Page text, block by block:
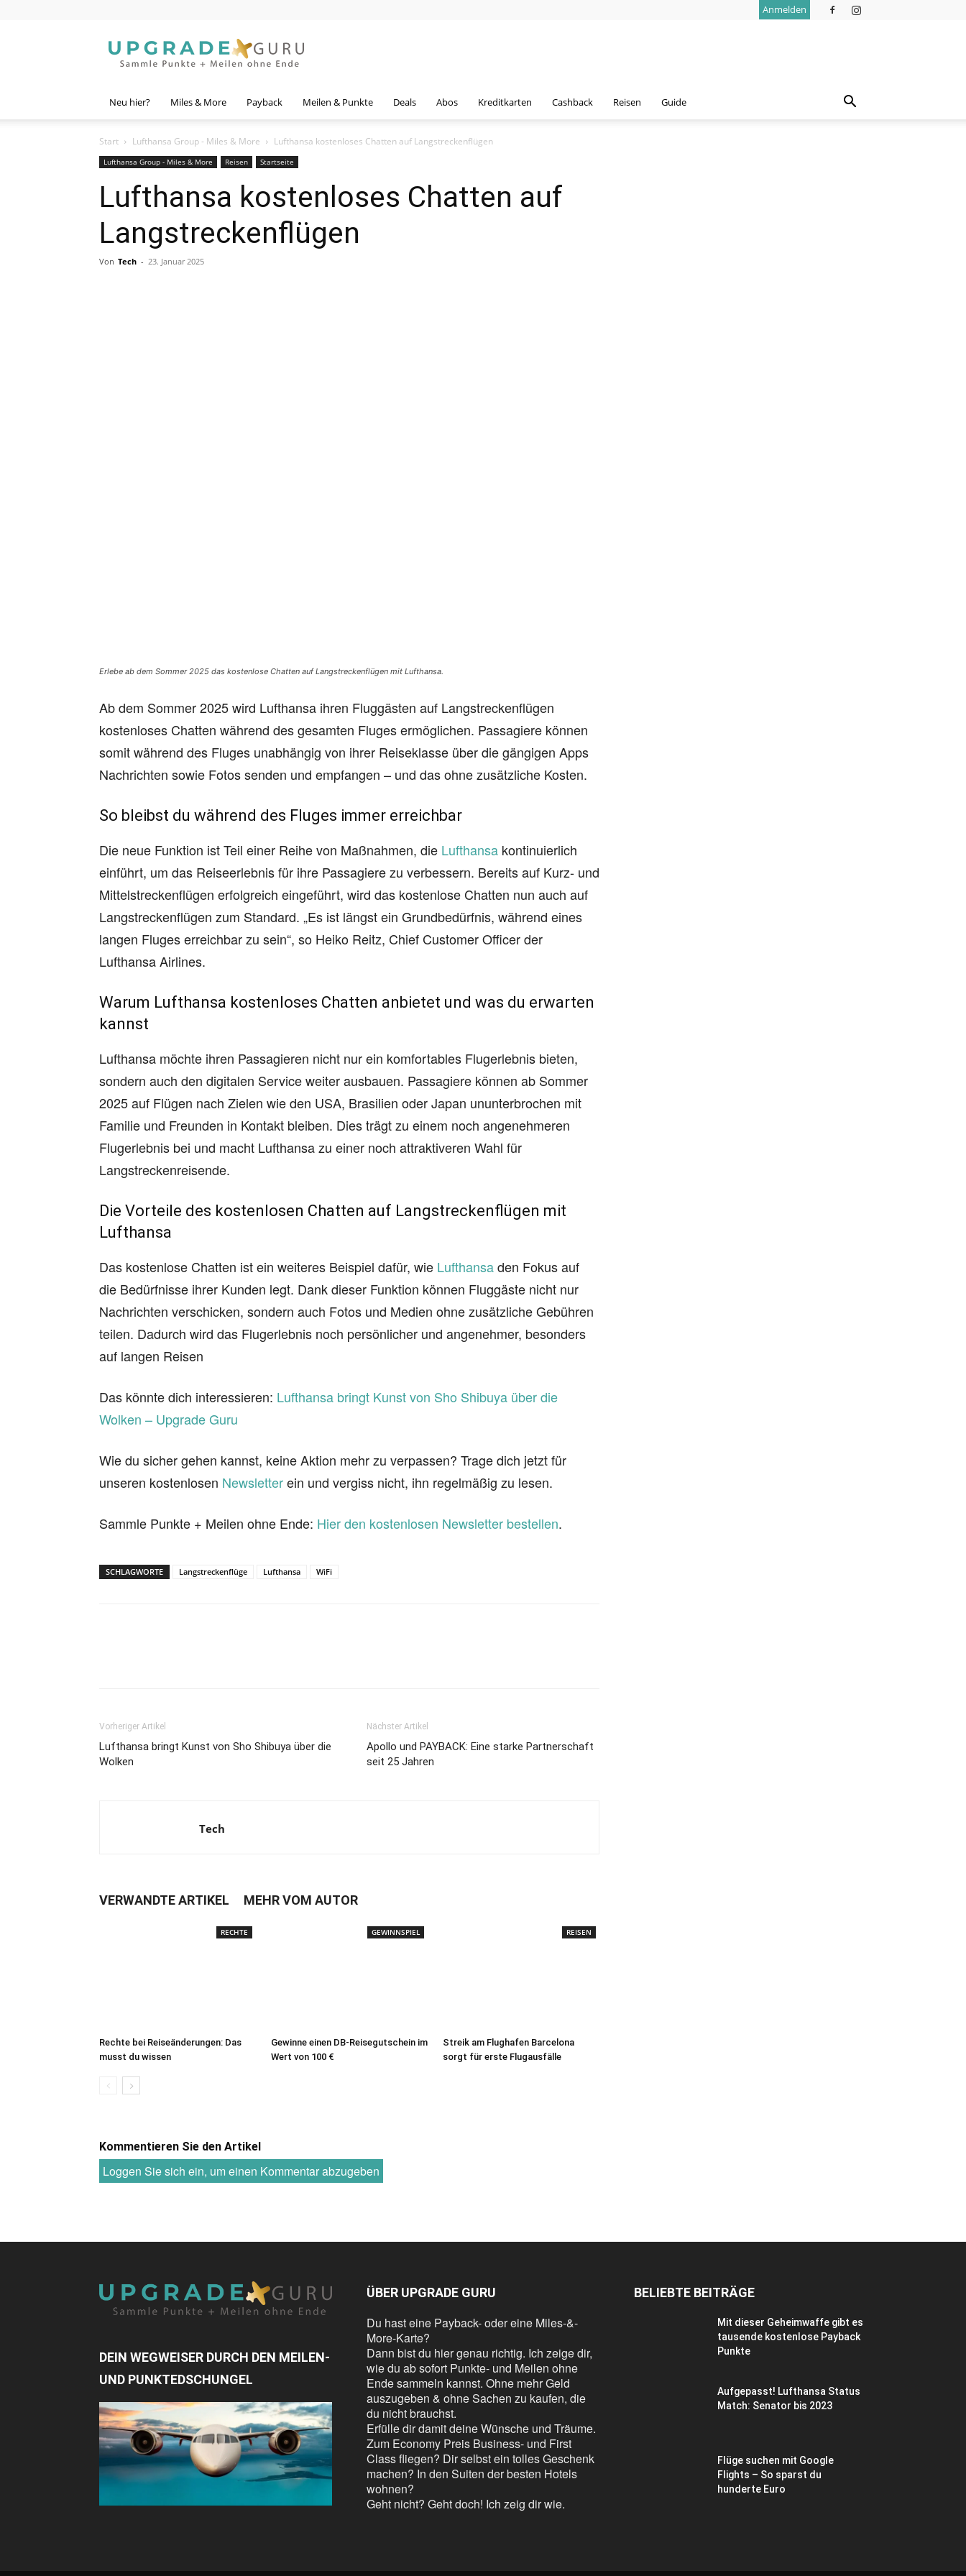
Anmelden
Guru
Neu hier? Miles & More Payback Meilen & Punkte Deals Abos Kreditkarten Cashback Reisen Guide
Start Lufthansa Group - Miles & More Lufthansa kostenloses Chatten auf Langstreckenflügen
Lufthansa Group - Miles & More Reisen Startseite
Lufthansa kostenloses Chatten auf
Langstreckenflügen
Von Tech - 23. Januar 2025
Erlebe ab dem Sommer 2025 das kostenlose Chatten auf Langstreckenflügen mit Lufthansa.
Ab dem Sommer 2025 wird Lufthansa ihren Fluggästen auf Langstreckenflügen
kostenloses Chatten während des gesamten Fluges ermöglichen. Passagiere können
somit während des Fluges unabhängig von ihrer Reiseklasse über die gängigen Apps
Nachrichten sowie Fotos senden und empfangen – und das ohne zusätzliche Kosten.
So bleibst du während des Fluges immer erreichbar
Die neue Funktion ist Teil einer Reihe von Maßnahmen, die Lufthansa kontinuierlich
einführt, um das Reiseerlebnis für ihre Passagiere zu verbessern. Bereits auf Kurz- und
Mittelstreckenflügen erfolgreich eingeführt, wird das kostenlose Chatten nun auch auf
Langstreckenflügen zum Standard. „Es ist längst ein Grundbedürfnis, während eines
langen Fluges erreichbar zu sein“, so Heiko Reitz, Chief Customer Officer der
Lufthansa Airlines.
Warum Lufthansa kostenloses Chatten anbietet und was du erwarten
kannst
Lufthansa möchte ihren Passagieren nicht nur ein komfortables Flugerlebnis bieten,
sondern auch den digitalen Service weiter ausbauen. Passagiere können ab Sommer
2025 auf Flügen nach Zielen wie den USA, Brasilien oder Japan ununterbrochen mit
Familie und Freunden in Kontakt bleiben. Dies trägt zu einem noch angenehmeren
Flugerlebnis bei und macht Lufthansa zu einer noch attraktiveren Wahl für
Langstreckenreisende.
Die Vorteile des kostenlosen Chatten auf Langstreckenflügen mit
Lufthansa
Das kostenlose Chatten ist ein weiteres Beispiel dafür, wie Lufthansaden Fokus auf
die Bedürfnisse ihrer Kunden legt. Dank dieser Funktion können Fluggäste nicht nur
Nachrichten verschicken, sondern auch Fotos und Medien ohne zusätzliche Gebühren
teilen. Dadurch wird das Flugerlebnis noch persönlicher und angenehmer, besonders
auf langen Reisen
Das könnte dich interessieren: Lufthansa bringt Kunst von Sho Shibuya über die
Wolken – Upgrade Guru
Wie du sicher gehen kannst, keine Aktion mehr zu verpassen? Trage dich jetzt für
unseren kostenlosen Newsletterein und vergiss nicht, ihn regelmäßig zu lesen.
Sammle Punkte + Meilen ohne Ende: Hier den kostenlosen Newsletter bestellen.
SCHLAGWORTE Langstreckenflüge Lufthansa WiFi
Vorheriger Artikel
Lufthansa bringt Kunst von Sho Shibuya über die
Wolken
Nächster Artikel
Apollo und PAYBACK: Eine starke Partnerschaft
seit 25 Jahren
Tech
VERWANDTE ARTIKEL MEHR VOM AUTOR
RECHTE
Rechte bei Reiseänderungen: Das
musst du wissen
GEWINNSPIEL
Gewinne einen DB-Reisegutschein im
Wert von 100 €
REISEN
Streik am Flughafen Barcelona
sorgt für erste Flugausfälle
Kommentieren Sie den Artikel
Loggen Sie sich ein, um einen Kommentar abzugeben
DEIN WEGWEISER DURCH DEN MEILEN-
UND PUNKTEDSCHUNGEL
ÜBER UPGRADE GURU
Du hast eine Payback- oder eine Miles-&-
More-Karte?
Dann bist du hier genau richtig. Ich zeige dir,
wie du ab sofort Punkte- und Meilen ohne
Ende sammeln kannst. Ohne mehr Geld
auszugeben & ohne Sachen zu kaufen, die
du nicht brauchst.
Erfülle dir damit deine Wünsche und Träume.
Zum Economy Preis Business- und First
Class fliegen? Dir selbst ein tolles Geschenk
machen? In den Suiten der besten Hotels
wohnen?
Geht nicht? Geht doch! Ich zeig dir wie.
BELIEBTE BEITRÄGE
Mit dieser Geheimwaffe gibt es
tausende kostenlose Payback
Punkte
Aufgepasst! Lufthansa Status
Match: Senator bis 2023
Flüge suchen mit Google
Flights – So sparst du
hunderte Euro